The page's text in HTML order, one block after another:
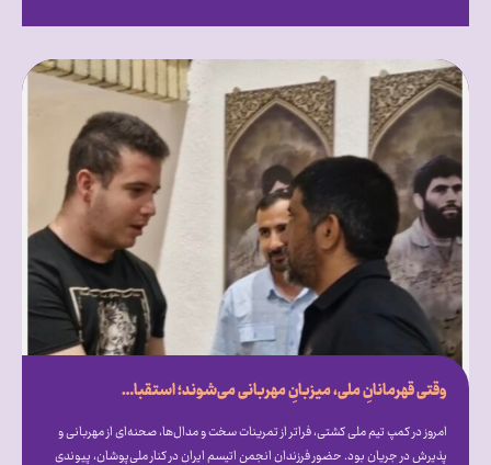
وقتی قهرمانانِ ملی، میزبانِ مهربانی می‌شوند؛ استقبال گرم علیرضا دبیر از فرزندان انجمن اتیسم ایران [همراه با فیلم]
امروز در کمپ تیم ملی کشتی، فراتر از تمرینات سخت و مدال‌ها، صحنه‌ای از مهربانی و
پذیرش در جریان بود. حضور فرزندان انجمن اتیسم ایران در کنار ملی‌پوشان، پیوندی